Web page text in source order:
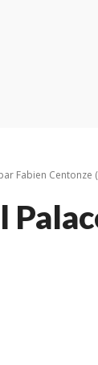
Fabien Centonze